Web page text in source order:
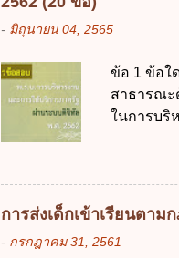
ต้องการข
ของรัฐจะ
ประกอบก
การจัดสร
- มิถุนายน 04, 2565
ข้อ 1 ข้อใ
สาธารณะ
ในการบริ
(องค์กา
ระบบดิจิทั
อย่างคุ้มค่
ตามมาต
การใช้จ่า
การส่งเด็กเข้าเรียนตาม
- กรกฎาคม 31, 2561